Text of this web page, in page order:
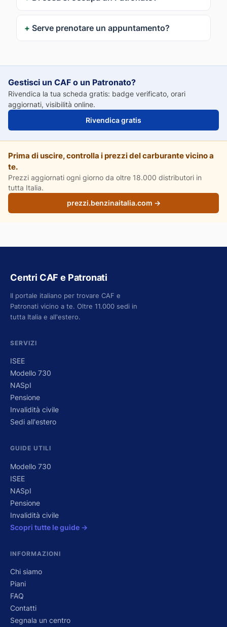
Serve prenotare un appuntamento?
Gestisci un CAF o un Patronato?
Rivendica la tua scheda gratis: badge verificato, orari
aggiornati, visibilità online.
Rivendica gratis
Prima di uscire, controlla i prezzi del carburante vicino a
te.
Prezzi aggiornati ogni giorno da oltre 18.000 distributori in
tutta Italia.
prezzi.benzinaitalia.com →
Centri CAF e Patronati
Il portale italiano per trovare CAF e
Patronati vicino a te. Oltre 11.000 sedi in
tutta Italia e all'estero.
SERVIZI
ISEE
Modello 730
NASpI
Pensione
Invalidità civile
Sedi all'estero
GUIDE UTILI
Modello 730
ISEE
NASpI
Pensione
Invalidità civile
Scopri tutte le guide →
INFORMAZIONI
Chi siamo
Piani
FAQ
Contatti
Segnala un centro